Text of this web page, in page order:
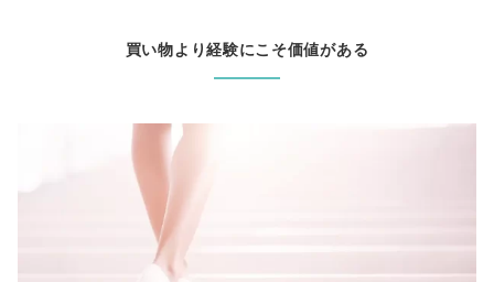
買い物より経験にこそ価値がある